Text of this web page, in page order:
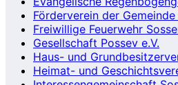
Förderverein der
Freiwillige Feuerwehr
Gesellschaft Possev e.V.
Haus- und
Heimat- und